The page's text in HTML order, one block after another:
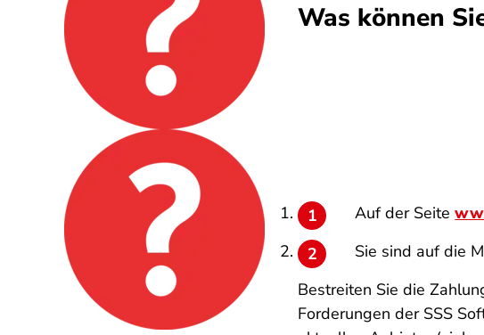
Was können
Auf der Seite
Sie sind auf die
Bestreiten Sie die
Forderungen der SSS